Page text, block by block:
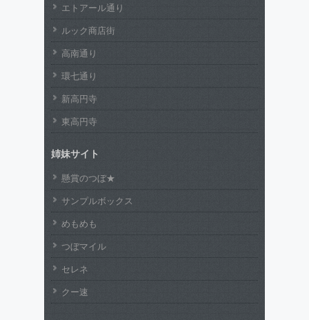
エトアール通り
ルック商店街
高南通り
環七通り
新高円寺
東高円寺
姉妹サイト
懸賞のつぼ★
サンプルボックス
めもめも
つぼマイル
セレネ
クー速